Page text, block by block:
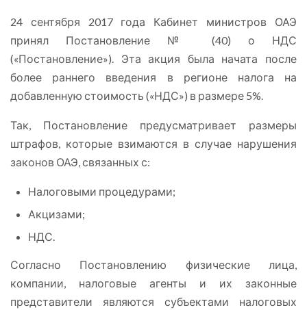
24 сентября 2017 года Кабинет министров ОАЭ
принял Постановление № (40) о НДС
(«Постановление»). Эта акция была начата после
более раннего введения в регионе налога на
добавленную стоимость («НДС») в размере 5%.
Так, Постановление предусматривает размеры
штрафов, которые взимаются в случае нарушения
законов ОАЭ, связанных с:
Налоговыми процедурами;
Акцизами;
НДС.
Согласно Постановлению физические лица,
компании, налоговые агенты и их законные
представители являются субъектами налоговых